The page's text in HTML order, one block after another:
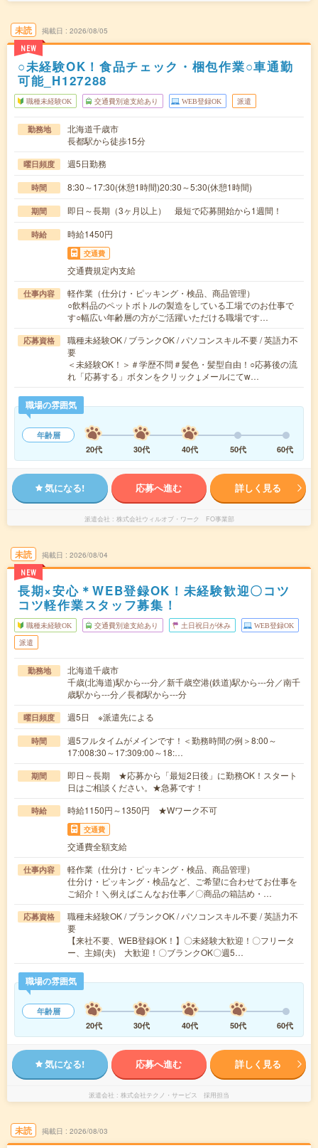
未読
NEW
掲載日 2026/08/05
○未経験OK！食品チェック・梱包作業○車通勤
可能_H127288
職種未経験OK 交通費別途支給あり WEB登録OK 派遣
勤務地
北海道千歳市
長都駅から徒歩15分
曜日頻度 週5日勤務
時間 8:30～17:30(休憩1時間)20:30～5:30(休憩1時間)
期間 即日～長期（3ヶ月以上） 最短で応募開始から1週間！
時給 時給1450円
交通費
交通費規定内支給
仕事内容
軽作業（仕分け・ピッキング・検品、商品管理）
○飲料品のペットボトルの製造をしている工場でのお仕事で
す○幅広い年齢層の方がご活躍いただける職場です…
応募資格
職種未経験OK / ブランクOK / パソコンスキル不要 / 英語力不
要
＜未経験OK！＞＃学歴不問＃髪色・髪型自由！○応募後の流
れ「応募する」ボタンをクリック↓メールにてw…
職場の雰囲気
年齢層
20代
30代 40代 50代 60代
気になる! 応募へ進む 詳しく見る
派遣会社 株式会社ウィルオブ・ワーク FO事業部
未読
NEW
掲載日 2026/08/04
長期×安心＊WEB登録OK！未経験歓迎〇コツ
コツ軽作業スタッフ募集！
職種未経験OK 交通費別途支給あり 土日祝日が休み WEB登録OK
派遣
勤務地
北海道千歳市
千歳(北海道)駅から---分／新千歳空港(鉄道)駅から---分／南千
歳駅から---分／長都駅から---分
曜日頻度 週5日 ※派遣先による
時間
週5フルタイムがメインです！＜勤務時間の例＞8:00～
17:008:30～17:309:00～18:…
期間
即日～長期 ★応募から「最短2日後」に勤務OK！スタート
日はご相談ください。★急募です！
時給 時給1150円～1350円 ★Wワーク不可
交通費
交通費全額支給
仕事内容
軽作業（仕分け・ピッキング・検品、商品管理）
仕分け・ピッキング・検品など、ご希望に合わせてお仕事を
ご紹介！＼例えばこんなお仕事／〇商品の箱詰め・…
応募資格
職種未経験OK / ブランクOK / パソコンスキル不要 / 英語力不
要
【来社不要、WEB登録OK！】〇未経験大歓迎！〇フリータ
ー、主婦(夫) 大歓迎！〇ブランクOK〇週5…
職場の雰囲気
年齢層
20代
30代 40代 50代 60代
気になる! 応募へ進む 詳しく見る
派遣会社 株式会社テクノ・サービス 採用担当
未読 掲載日 2026/08/03